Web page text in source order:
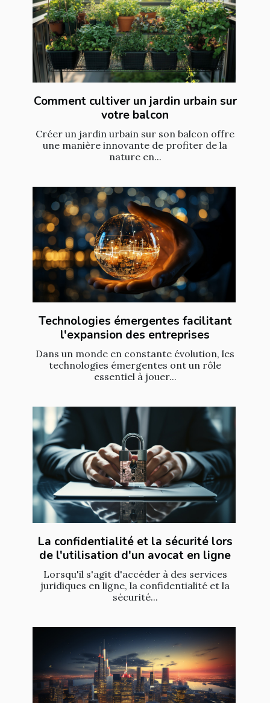
Comment cultiver un jardin urbain sur
votre balcon
Créer un jardin urbain sur son balcon offre
une manière innovante de profiter de la
nature en...
Technologies émergentes facilitant
l'expansion des entreprises
Dans un monde en constante évolution, les
technologies émergentes ont un rôle
essentiel à jouer...
La confidentialité et la sécurité lors
de l'utilisation d'un avocat en ligne
Lorsqu'il s'agit d'accéder à des services
juridiques en ligne, la confidentialité et la
sécurité...